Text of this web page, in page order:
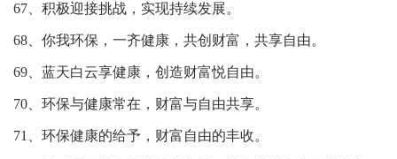
67、积极迎接挑战，实现持续发展。
68、你我环保，一齐健康，共创财富，共享自由。
69、蓝天白云享健康，创造财富悦自由。
70、环保与健康常在，财富与自由共享。
71、环保健康的给予，财富自由的丰收。